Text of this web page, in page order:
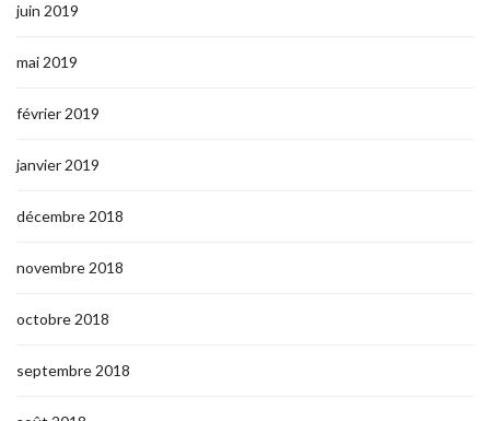
juin 2019
mai 2019
février 2019
janvier 2019
décembre 2018
novembre 2018
octobre 2018
septembre 2018